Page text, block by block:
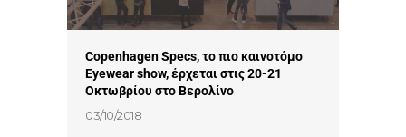
Copenhagen Specs, τo πιο καινοτόμο
Eyewear show, έρχεται στις 20-21
Οκτωβρίου στο Βερολίνο
03/10/2018